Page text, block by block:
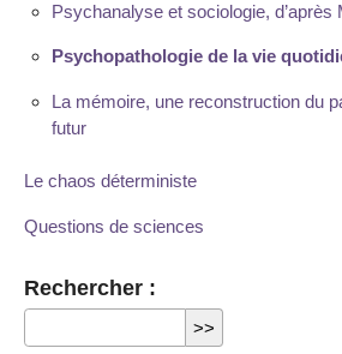
Psychanalyse et sociologie, d’après
Psychopathologie de la vie
La mémoire, une reconstruction du
futur
Le chaos déterministe
Questions de sciences
Rechercher :